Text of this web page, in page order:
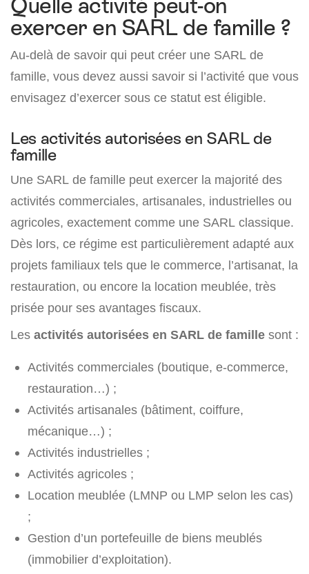
Quelle activité peut-on
exercer en SARL de famille ?
Au-delà de savoir qui peut créer une SARL de
famille, vous devez aussi savoir si l’activité que vous
envisagez d’exercer sous ce statut est éligible.
Les activités autorisées en SARL de
famille
Une SARL de famille peut exercer la majorité des
activités commerciales, artisanales, industrielles ou
agricoles, exactement comme une SARL classique.
Dès lors, ce régime est particulièrement adapté aux
projets familiaux tels que le commerce, l’artisanat, la
restauration, ou encore la location meublée, très
prisée pour ses avantages fiscaux.
Les activités autorisées en SARL de famille sont :
Activités commerciales (boutique, e-commerce,
restauration…) ;
Activités artisanales (bâtiment, coiffure,
mécanique…) ;
Activités industrielles ;
Activités agricoles ;
Location meublée (LMNP ou LMP selon les cas)
;
Gestion d’un portefeuille de biens meublés
(immobilier d’exploitation).